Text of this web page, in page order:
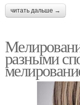
читать дальше →
разными